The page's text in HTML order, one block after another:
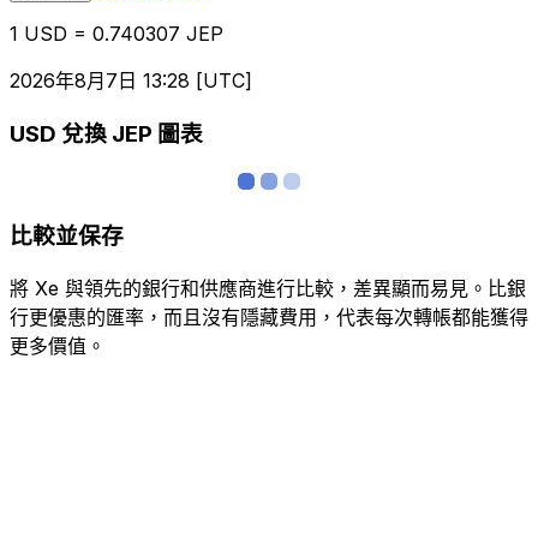
1 USD = 0.740307 JEP
2026年8月7日 13:28 [UTC]
USD 兌換 JEP 圖表
比較並保存
將 Xe 與領先的銀行和供應商進行比較，差異顯而易見。比銀
行更優惠的匯率，而且沒有隱藏費用，代表每次轉帳都能獲得
更多價值。